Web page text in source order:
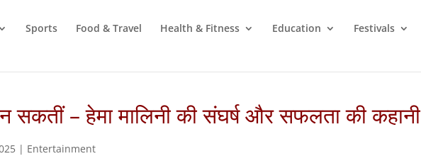
Sports Food & Travel Health & Fitness Education Festivals
सकतीं – हेमा मालिनी की संघर्ष और सफलता की कहानी
| Entertainment